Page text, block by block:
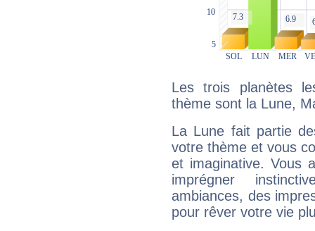
Les trois planètes
thème sont la Lune,
La Lune fait partie
votre thème et vous
et imaginative. Vous
imprégner
ambiances, des
pour rêver votre vie